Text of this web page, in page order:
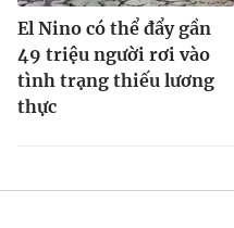
El Nino có thể đẩy gần
49 triệu người rơi vào
tình trạng thiếu lương
thực